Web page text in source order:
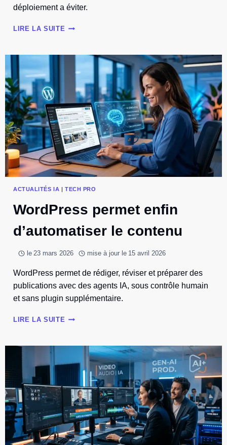
déploiement a éviter.
LIRE LA SUITE CRM
QUE
CHANGENT
POUR
LES
PME
ACTUALITÉS IA | TECH PRO
WordPress permet enfin
d’automatiser le contenu
le 23 mars 2026 mise à jour le 15 avril 2026
WordPress permet de rédiger, réviser et préparer des
publications avec des agents IA, sous contrôle humain
et sans plugin supplémentaire.
LIRE LA SUITE WORDPRESS
D’AUTOMATISER
CONTENU